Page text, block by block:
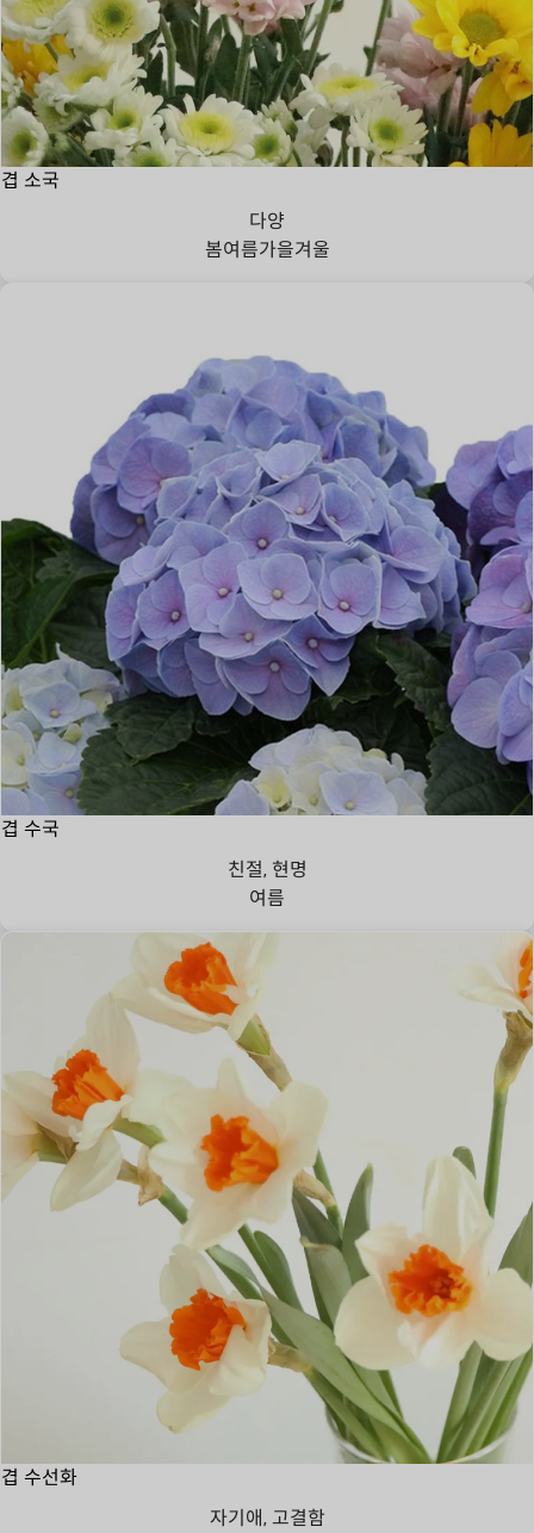
겹 소국
다양
봄여름가을겨울
겹 수국
친절, 현명
여름
겹 수선화
자기애, 고결함